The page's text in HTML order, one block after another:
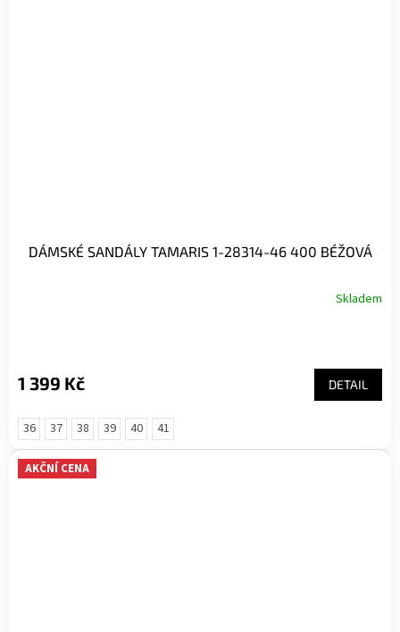
DÁMSKÉ SANDÁLY TAMARIS 1-28314-46 400 BÉŽOVÁ
Skladem
1 399 Kč DETAIL
36 37 38 39 40 41
AKČNÍ CENA